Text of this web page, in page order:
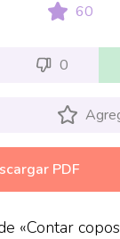
60
0
PDF
«Contar